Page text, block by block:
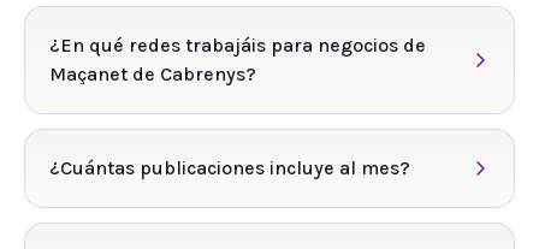
¿En qué redes trabajáis para negocios de
Maçanet de Cabrenys?
¿Cuántas publicaciones incluye al mes?